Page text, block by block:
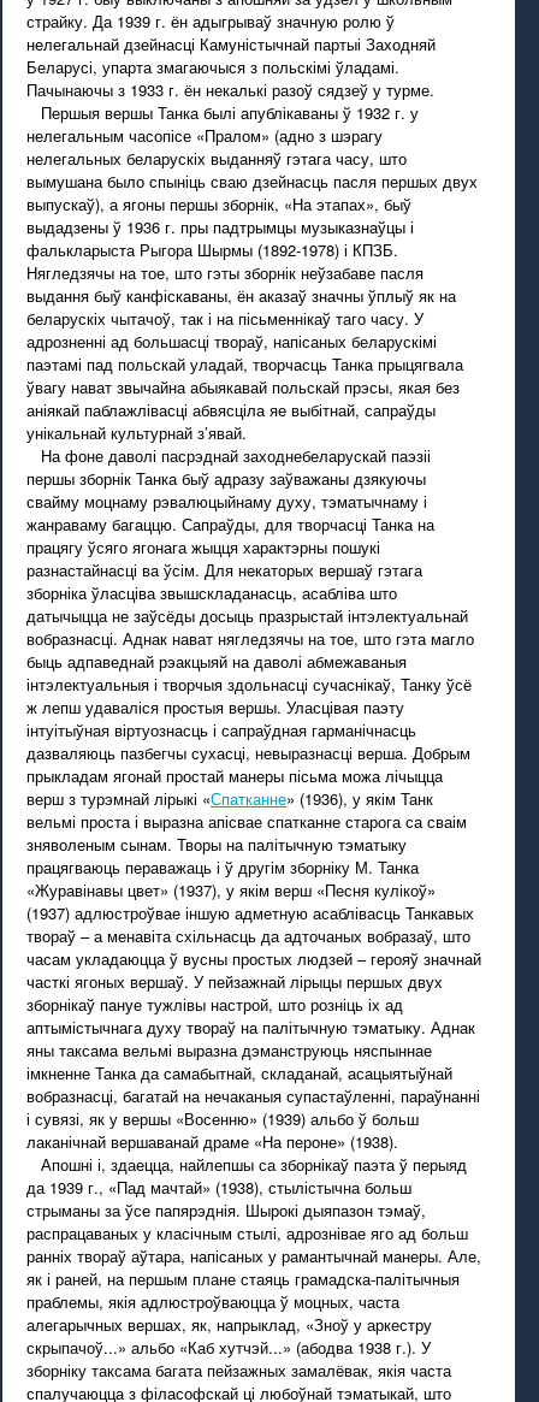
страйку. Да 1939 г. ён адыгрываў значную ролю ў
нелегальнай дзейнасці Камуністычнай партыі Заходняй
Беларусі, упарта змагаючыся з польскімі ўладамі.
Пачынаючы з 1933 г. ён некалькі разоў сядзеў у турме.
Першыя вершы Танка былі апублікаваны ў 1932 г. у
нелегальным часопісе «Пралом» (адно з шэрагу
нелегальных беларускіх выданняў гэтага часу, што
вымушана было спыніць сваю дзейнасць пасля першых двух
выпускаў), а ягоны першы зборнік, «На этапах», быў
выдадзены ў 1936 г. пры падтрымцы музыказнаўцы і
фалькларыста Рыгора Шырмы (1892-1978) і КПЗБ.
Нягледзячы на тое, што гэты зборнік неўзабаве пасля
выдання быў канфіскаваны, ён аказаў значны ўплыў як на
беларускіх чытачоў, так і на пісьменнікаў таго часу. У
адрозненні ад большасці твораў, напісаных беларускімі
паэтамі пад польскай уладай, творчасць Танка прыцягвала
ўвагу нават звычайна абыякавай польскай прэсы, якая без
аніякай паблажлівасці абвясціла яе выбітнай, сапраўды
унікальнай культурнай з’явай.
На фоне даволі пасрэднай заходнебеларускай паэзіі
першы зборнік Танка быў адразу заўважаны дзякуючы
свайму моцнаму рэвалюцыйнаму духу, тэматычнаму і
жанраваму багаццю. Сапраўды, для творчасці Танка на
працягу ўсяго ягонага жыцця характэрны пошукі
разнастайнасці ва ўсім. Для некаторых вершаў гэтага
зборніка ўласціва звышскладанасць, асабліва што
датычыцца не заўсёды досыць празрыстай інтэлектуальнай
вобразнасці. Аднак нават нягледзячы на тое, што гэта магло
быць адпаведнай рэакцыяй на даволі абмежаваныя
інтэлектуальныя і творчыя здольнасці сучаснікаў, Танку ўсё
ж лепш удаваліся простыя вершы. Уласцівая паэту
інтуітыўная віртуознасць і сапраўдная гарманічнасць
дазваляюць пазбегчы сухасці, невыразнасці верша. Добрым
прыкладам ягонай простай манеры пісьма можа лічыцца
верш з турэмнай лірыкі «Спатканне» (1936), у якім Танк
вельмі проста і выразна апісвае спатканне старога са сваім
зняволеным сынам. Творы на палітычную тэматыку
працягваюць пераважаць і ў другім зборніку М. Танка
«Журавінавы цвет» (1937), у якім верш «Песня кулікоў»
(1937) адлюстроўвае іншую адметную асаблівасць Танкавых
твораў – а менавіта схільнасць да адточаных вобразаў, што
часам укладаюцца ў вусны простых людзей – герояў значнай
часткі ягоных вершаў. У пейзажнай лірыцы першых двух
зборнікаў пануе тужлівы настрой, што розніць іх ад
аптымістычнага духу твораў на палітычную тэматыку. Аднак
яны таксама вельмі выразна дэманструюць няспыннае
імкненне Танка да самабытнай, складанай, асацыятыўнай
вобразнасці, багатай на нечаканыя супастаўленні, параўнанні
і сувязі, як у вершы «Восенню» (1939) альбо ў больш
лаканічнай вершаванай драме «На пероне» (1938).
Апошні і, здаецца, найлепшы са зборнікаў паэта ў перыяд
да 1939 г., «Пад мачтай» (1938), стылістычна больш
стрыманы за ўсе папярэднія. Шырокі дыяпазон тэмаў,
распрацаваных у класічным стылі, адрознівае яго ад больш
ранніх твораў аўтара, напісаных у рамантычнай манеры. Але,
як і раней, на першым плане стаяць грамадска-палітычныя
праблемы, якія адлюстроўваюцца ў моцных, часта
алегарычных вершах, як, напрыклад, «Зноў у аркестру
скрыпачоў...» альбо «Каб хутчэй...» (абодва 1938 г.). У
зборніку таксама багата пейзажных замалёвак, якія часта
спалучаюцца з філасофскай ці любоўнай тэматыкай, што